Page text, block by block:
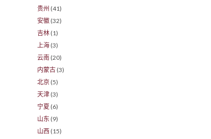
贵州 (41)
安徽 (32)
吉林 (1)
上海 (3)
云南 (20)
内蒙古 (3)
北京 (5)
天津 (3)
宁夏 (6)
山东 (9)
山西 (15)